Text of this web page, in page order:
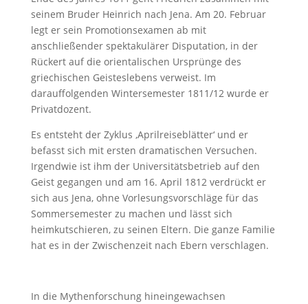
seinem Bruder Heinrich nach Jena. Am 20. Februar
legt er sein Promotionsexamen ab mit
anschließender spektakulärer Disputation, in der
Rückert auf die orientalischen Ursprünge des
griechischen Geisteslebens verweist. Im
darauffolgenden Wintersemester 1811/12 wurde er
Privatdozent.
Es entsteht der Zyklus ‚Aprilreiseblätter‘ und er
befasst sich mit ersten dramatischen Versuchen.
Irgendwie ist ihm der Universitätsbetrieb auf den
Geist gegangen und am 16. April 1812 verdrückt er
sich aus Jena, ohne Vorlesungsvorschläge für das
Sommersemester zu machen und lässt sich
heimkutschieren, zu seinen Eltern. Die ganze Familie
hat es in der Zwischenzeit nach Ebern verschlagen.
In die Mythenforschung hineingewachsen